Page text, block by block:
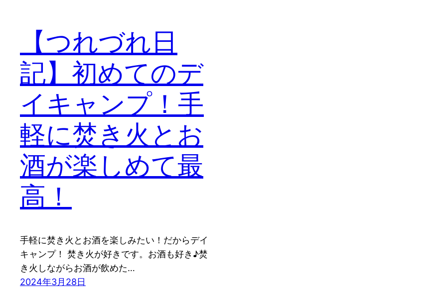
【つれづれ日
記】初めてのデ
イキャンプ！手
軽に焚き火とお
酒が楽しめて最
高！
手軽に焚き火とお酒を楽しみたい！だからデイ
キャンプ！ 焚き火が好きです。お酒も好き♪焚
き火しながらお酒が飲めた…
2024年3月28日